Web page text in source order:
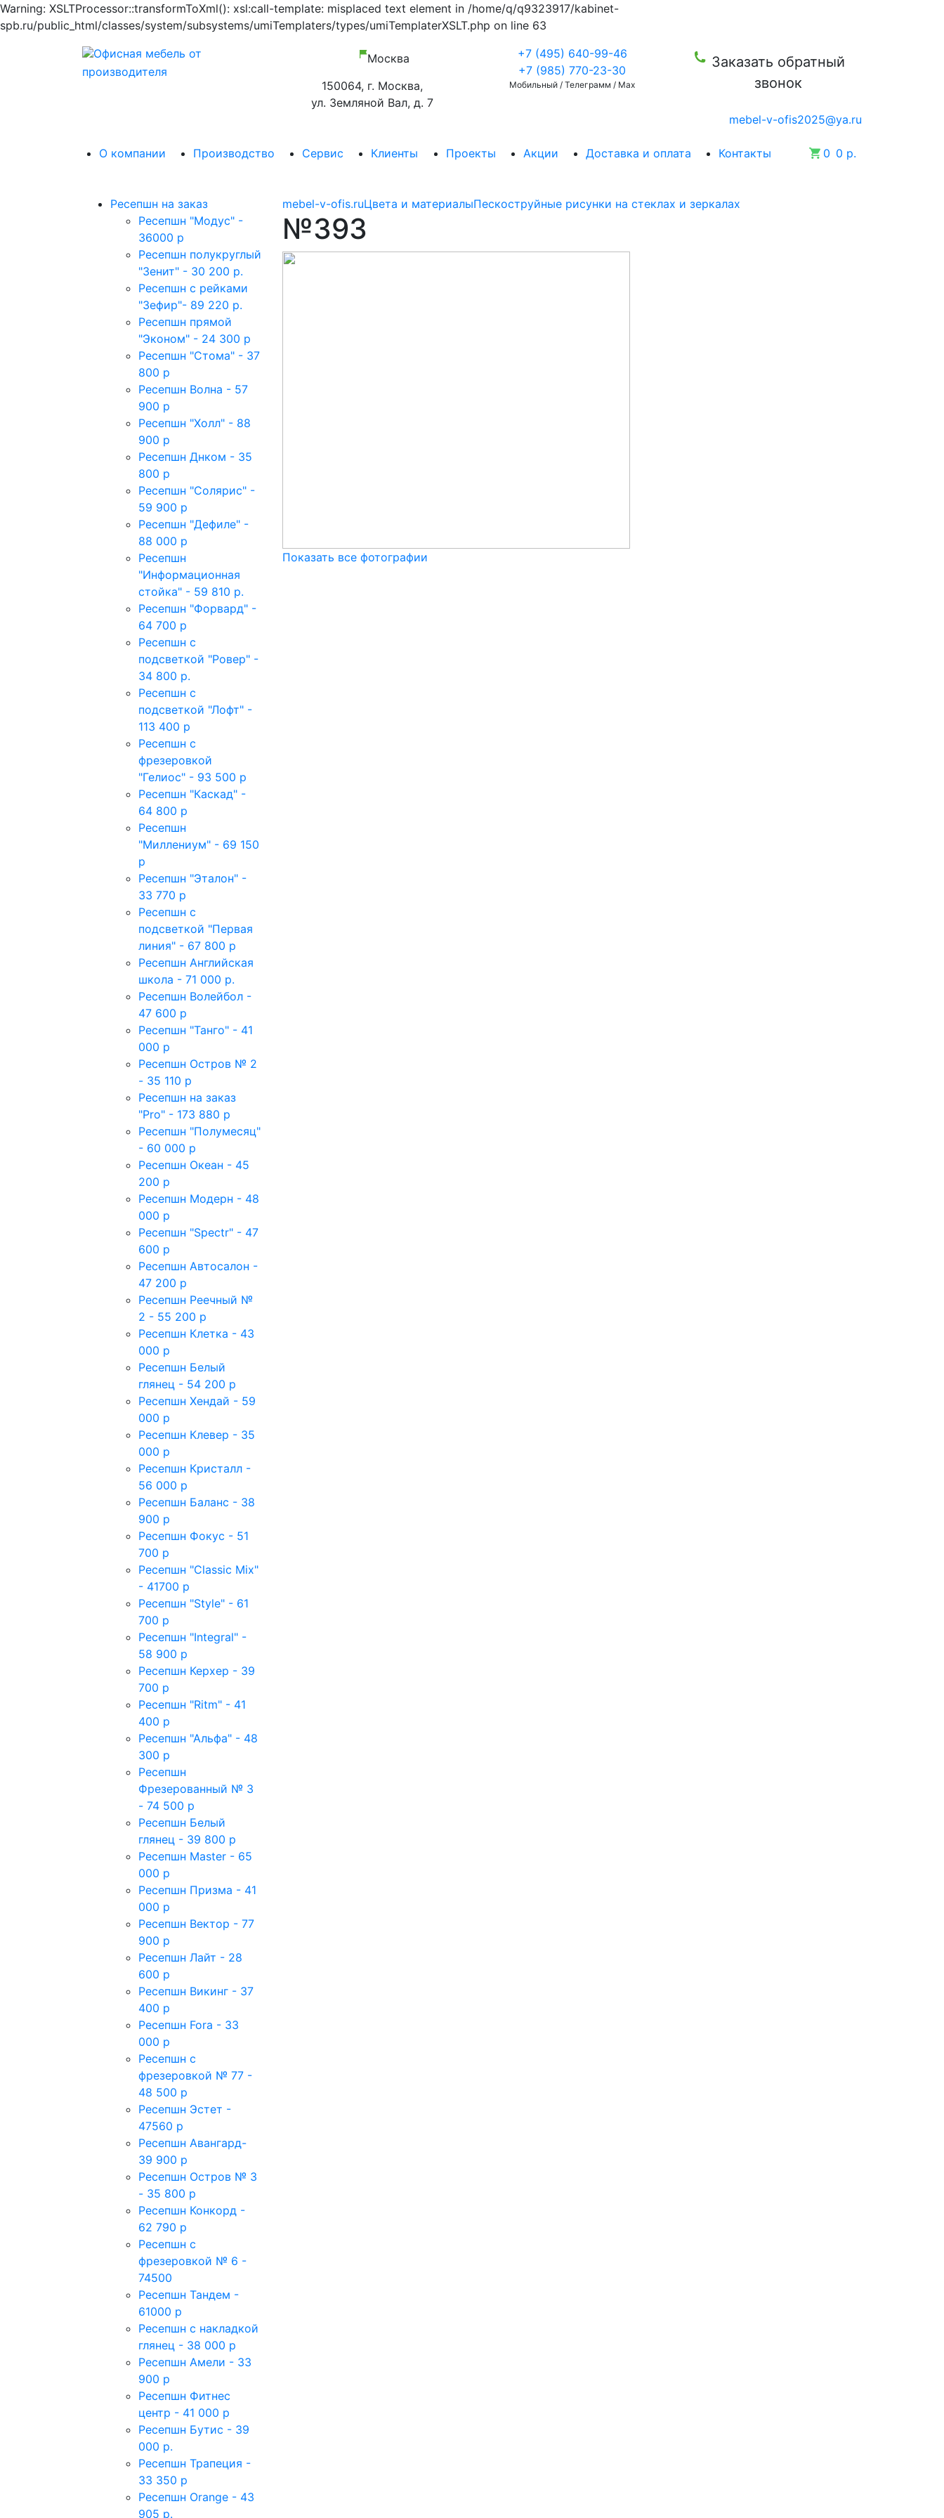
Warning: XSLTProcessor::transformToXml(): xsl:call-template: misplaced text element in /home/q/q9323917/kabinet-
spb.ru/public_html/classes/system/subsystems/umiTemplaters/types/umiTemplaterXSLT.php on line 63
Офисная мебель от
производителя
Москва
150064, г. Москва,
ул. Земляной Вал, д. 7
+7 (495) 640-99-46
+7 (985) 770-23-30
Мобильный / Телеграмм / Max
Заказать обратный
звонок
mebel-v-ofis2025@ya.ru
О компании Производство Сервис Клиенты Проекты Акции Доставка и оплата Контакты 0 0 р.
Ресепшн на заказ
Ресепшн "Модус" -
36000 р
Ресепшн полукруглый
"Зенит" - 30 200 р.
Ресепшн с рейками
"Зефир"- 89 220 р.
Ресепшн прямой
"Эконом" - 24 300 р
Ресепшн "Стома" - 37
800 р
Ресепшн Волна - 57
900 р
Ресепшн "Холл" - 88
900 р
Ресепшн Днком - 35
800 р
Ресепшн "Солярис" -
59 900 р
Ресепшн "Дефиле" -
88 000 р
Ресепшн
"Информационная
стойка" - 59 810 р.
Ресепшн "Форвард" -
64 700 р
Ресепшн с
подсветкой "Ровер" -
34 800 р.
Ресепшн с
подсветкой "Лофт" -
113 400 р
Ресепшн с
фрезеровкой
"Гелиос" - 93 500 р
Ресепшн "Каскад" -
64 800 р
Ресепшн
"Миллениум" - 69 150
р
Ресепшн "Эталон" -
33 770 р
Ресепшн с
подсветкой "Первая
линия" - 67 800 р
Ресепшн Английская
школа - 71 000 р.
Ресепшн Волейбол -
47 600 р
Ресепшн "Танго" - 41
000 р
Ресепшн Остров № 2
- 35 110 р
Ресепшн на заказ
"Pro" - 173 880 р
Ресепшн "Полумесяц"
- 60 000 р
Ресепшн Океан - 45
200 р
Ресепшн Модерн - 48
000 р
Ресепшн "Spectr" - 47
600 р
Ресепшн Автосалон -
47 200 р
Ресепшн Реечный №
2 - 55 200 р
Ресепшн Клетка - 43
000 р
Ресепшн Белый
глянец - 54 200 р
Ресепшн Хендай - 59
000 р
Ресепшн Клевер - 35
000 р
Ресепшн Кристалл -
56 000 р
Ресепшн Баланс - 38
900 р
Ресепшн Фокус - 51
700 р
Ресепшн "Classic Mix"
- 41700 р
Ресепшн "Style" - 61
700 р
Ресепшн "Integral" -
58 900 р
Ресепшн Керхер - 39
700 р
Ресепшн "Ritm" - 41
400 р
Ресепшн "Альфа" - 48
300 р
Ресепшн
Фрезерованный № 3
- 74 500 р
Ресепшн Белый
глянец - 39 800 р
Ресепшн Master - 65
000 р
Ресепшн Призма - 41
000 р
Ресепшн Вектор - 77
900 р
Ресепшн Лайт - 28
600 р
Ресепшн Викинг - 37
400 р
Ресепшн Fora - 33
000 р
Ресепшн с
фрезеровкой № 77 -
48 500 р
Ресепшн Эстет -
47560 р
Ресепшн Авангард-
39 900 р
Ресепшн Остров № 3
- 35 800 р
Ресепшн Конкорд -
62 790 р
Ресепшн с
фрезеровкой № 6 -
74500
Ресепшн Тандем -
61000 р
Ресепшн с накладкой
глянец - 38 000 р
Ресепшн Амели - 33
900 р
Ресепшн Фитнес
центр - 41 000 р
Ресепшн Бутис - 39
000 р.
Ресепшн Трапеция -
33 350 р
Ресепшн Orange - 43
905 р.
mebel-v-ofis.ruЦвета и материалыПескоструйные рисунки на стеклах и зеркалах
№393
Показать все фотографии